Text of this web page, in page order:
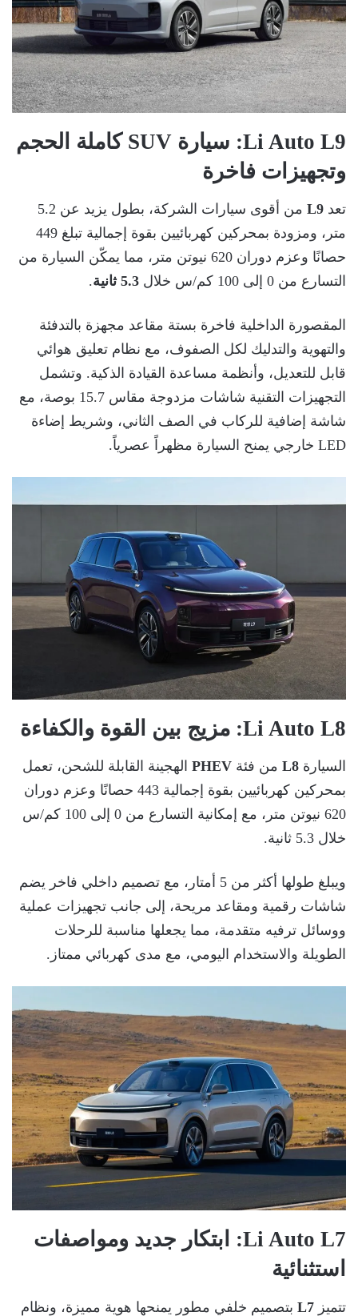
Li Auto L9
: سيارة SUV كاملة الحجم
وتجهيزات فاخرة
تعد L9
من أقوى سيارات الشركة، بطول يزيد عن 5.2
متر، ومزودة بمحركين كهربائيين بقوة إجمالية تبلغ 449
حصانًا وعزم دوران 620 نيوتن متر، مما يمكّن السيارة من
التسارع من 0 إلى 100 كم/س خلال
5.3 ثانية .
المقصورة الداخلية فاخرة بستة مقاعد مجهزة بالتدفئة
والتهوية والتدليك لكل الصفوف، مع نظام تعليق هوائي
قابل للتعديل، وأنظمة مساعدة القيادة الذكية. وتشمل
التجهيزات التقنية شاشات مزدوجة مقاس 15.7 بوصة، مع
شاشة إضافية للركاب في الصف الثاني، وشريط إضاءة
LED خارجي يمنح السيارة مظهراً عصرياً.
Li Auto L8: مزيج بين القوة والكفاءة
السيارة L8 من فئة PHEV الهجينة القابلة للشحن، تعمل
بمحركين كهربائيين بقوة إجمالية 443 حصانًا وعزم دوران
620 نيوتن متر، مع إمكانية التسارع من 0 إلى 100 كم/س
خلال 5.3 ثانية.
ويبلغ طولها أكثر من 5 أمتار، مع تصميم داخلي فاخر يضم
شاشات رقمية ومقاعد مريحة، إلى جانب تجهيزات عملية
ووسائل ترفيه متقدمة، مما يجعلها مناسبة للرحلات
الطويلة والاستخدام اليومي، مع مدى كهربائي ممتاز.
Li Auto L7: ابتكار جديد ومواصفات
استثنائية
تتميز L7 بتصميم خلفي مطور يمنحها هوية مميزة، ونظام